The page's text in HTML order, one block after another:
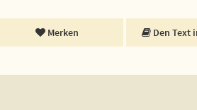
Merken Den Text